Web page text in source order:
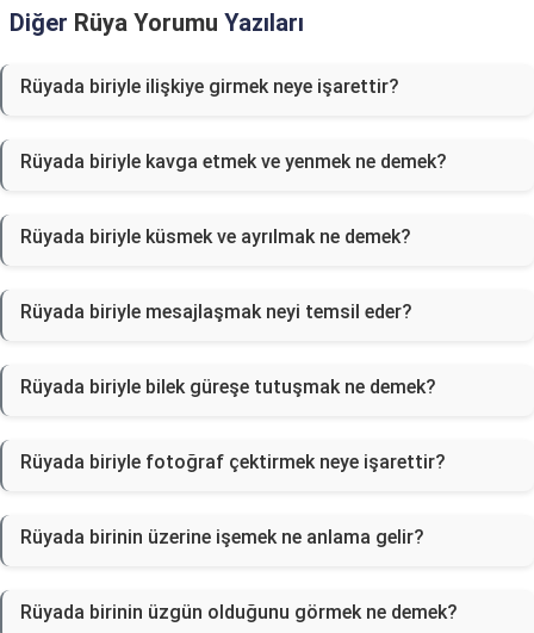
Diğer Rüya Yorumu Yazıları
Rüyada biriyle ilişkiye girmek neye işarettir?
Rüyada biriyle kavga etmek ve yenmek ne demek?
Rüyada biriyle küsmek ve ayrılmak ne demek?
Rüyada biriyle mesajlaşmak neyi temsil eder?
Rüyada biriyle bilek güreşe tutuşmak ne demek?
Rüyada biriyle fotoğraf çektirmek neye işarettir?
Rüyada birinin üzerine işemek ne anlama gelir?
Rüyada birinin üzgün olduğunu görmek ne demek?